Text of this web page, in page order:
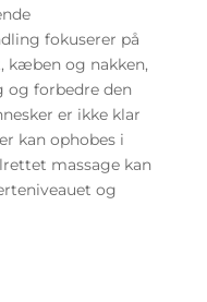
fokuserer på
kæben og nakken,
og forbedre den
er ikke klar
kan ophobes i
massage kan
og